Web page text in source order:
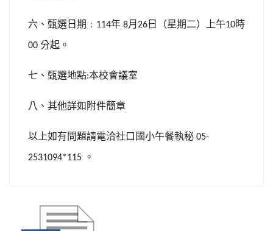
六、甄選日期﹕ 114年 8月 26 日（星期二）上午10時
00 分起。
七、甄選地點:本校會議室
八、其他詳如附件簡章
以上如有問題請電洽社口國小午餐執秘 05-
2531094*115 。